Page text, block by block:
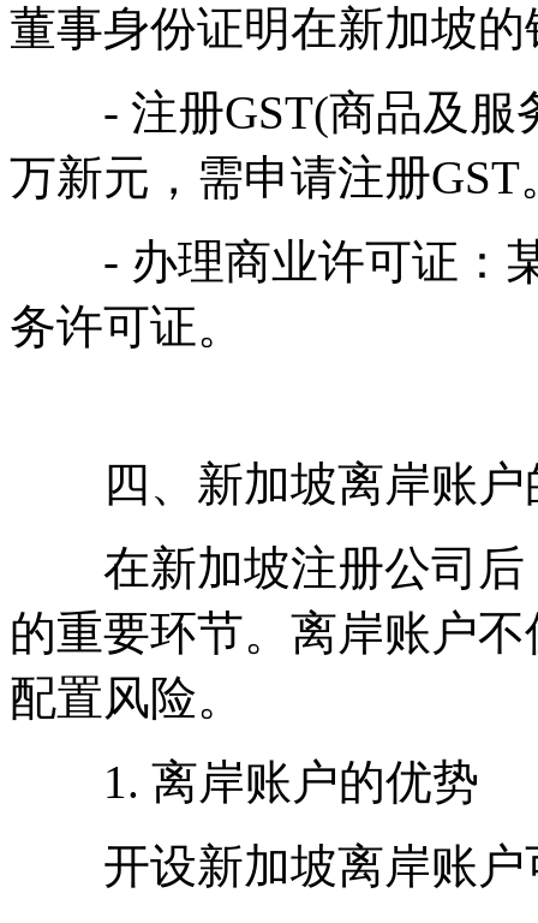
董事身份证明在新加坡
- 注册GST(商品及服
万新元，需申请注册GST
- 办理商业许可证：某
务许可证。
四、新加坡离岸账户
在新加坡注册公司后
的重要环节。离岸账户
配置风险。
1. 离岸账户的优势
开设新加坡离岸账户